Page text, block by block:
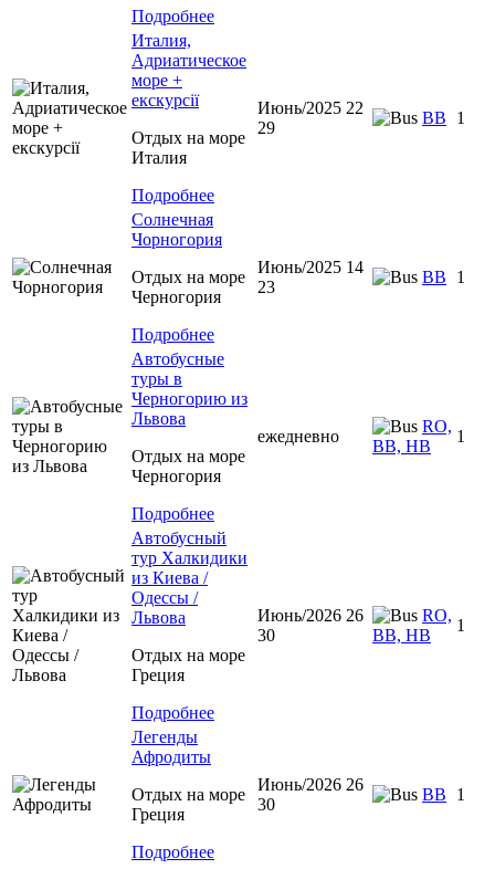
Подробнее
Италия,
Адриатическое
море +
екскурсії
Отдых на море
Италия
Подробнее
Июнь/2025 22
29
BB 1
Солнечная
Чорногория
Отдых на море
Черногория
Подробнее
Июнь/2025 14
23
BB 1
Автобусные
туры в
Черногорию из
Львова
Отдых на море
Черногория
Подробнее
ежедневно
RO,
BB, HB
1
Автобусный
тур Халкидики
из Киева /
Одессы /
Львова
Отдых на море
Греция
Подробнее
Июнь/2026 26
30
RO,
BB, HB
1
Легенды
Афродиты
Отдых на море
Греция
Подробнее
Июнь/2026 26
30
ВВ 1